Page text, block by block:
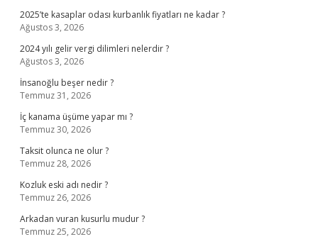
2025’te kasaplar odası kurbanlık fiyatları ne kadar ?
Ağustos 3, 2026
2024 yılı gelir vergi dilimleri nelerdir ?
Ağustos 3, 2026
İnsanoğlu beşer nedir ?
Temmuz 31, 2026
İç kanama üşüme yapar mı ?
Temmuz 30, 2026
Taksit olunca ne olur ?
Temmuz 28, 2026
Kozluk eski adı nedir ?
Temmuz 26, 2026
Arkadan vuran kusurlu mudur ?
Temmuz 25, 2026